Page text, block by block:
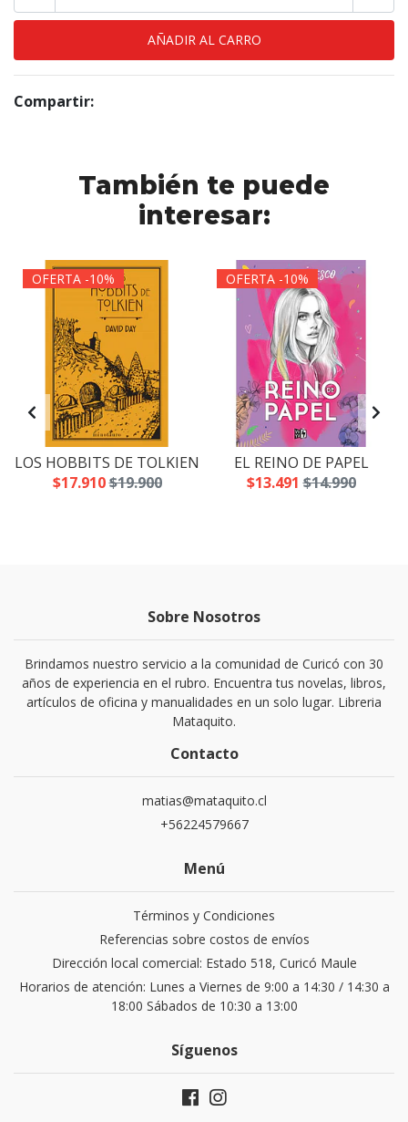
Compartir:
También te puede
interesar:
OFERTA -10%
LOS HOBBITS DE TOLKIEN
$17.910$19.900
OFERTA -10%
EL REINO DE PAPEL
$13.491 $14.990
Sobre Nosotros
Brindamos nuestro servicio a la comunidad de Curicó con 30
años de experiencia en el rubro. Encuentra tus novelas, libros,
artículos de oficina y manualidades en un solo lugar. Libreria
Mataquito.
Contacto
matias@mataquito.cl
+56224579667
Menú
Términos y Condiciones
Referencias sobre costos de envíos
Dirección local comercial: Estado 518, Curicó Maule
Horarios de atención: Lunes a Viernes de 9:00 a 14:30 / 14:30 a
18:00 Sábados de 10:30 a 13:00
Síguenos